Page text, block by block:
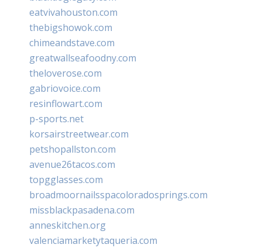
eatvivahouston.com
thebigshowok.com
chimeandstave.com
greatwallseafoodny.com
theloverose.com
gabriovoice.com
resinflowart.com
p-sports.net
korsairstreetwear.com
petshopallston.com
avenue26tacos.com
topgglasses.com
broadmoornailsspacoloradosprings.com
missblackpasadena.com
anneskitchen.org
valenciamarketytaqueria.com